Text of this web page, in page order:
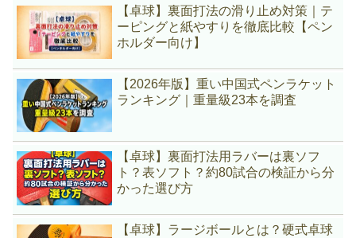
【卓球】裏面打法の滑り止め対策｜テ
ーピングと紙やすりを徹底比較【ペン
ホルダー向け】
【2026年版】重い中国式ペンラケット
ランキング｜重量級23本を調査
【卓球】裏面打法用ラバーは裏ソフ
ト？表ソフト？約80試合の検証から分
かった選び方
【卓球】ラージボールとは？硬式卓球